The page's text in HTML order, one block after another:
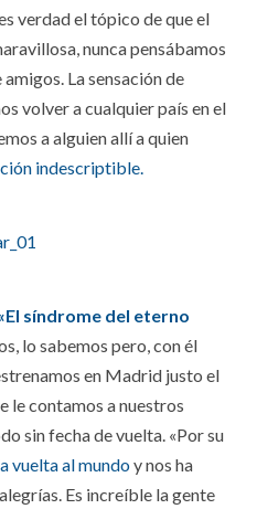
verdad el tópico de que el
nunca pensábamos
La sensación de
volver a cualquier país en el
a alguien allí a quien
indescriptible.
síndrome del eterno
lo sabemos pero, con él
en Madrid justo el
le contamos a nuestros
sin fecha de vuelta. «Por su
vuelta al mundoy nos ha
Es increíble la gente